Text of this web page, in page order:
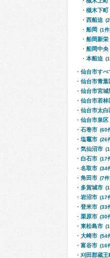
槻木下町
西船迫
船岡 (1件
船岡新栄
船岡中央
本船迫
仙台市すべ
仙台市青葉
仙台市宮城
仙台市若林
仙台市太白
仙台市泉区
石巻市 (60
塩竈市 (26
気仙沼市
白石市 (17
名取市 (34
角田市 (7件
多賀城市
岩沼市 (17
登米市 (33
栗原市 (30
東松島市
大崎市 (54
富谷市 (16
刈田郡蔵王